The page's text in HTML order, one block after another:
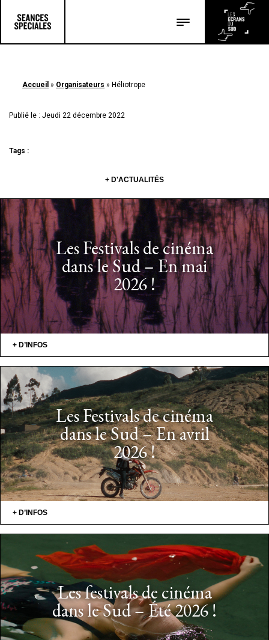
Accueil » Organisateurs » Héliotrope
Publié le : Jeudi 22 décembre 2022
Tags :
+ D'ACTUALITÉS
Les Festivals de cinéma
dans le Sud – En mai
2026 !
+ D’INFOS
Les Festivals de cinéma
dans le Sud – En avril
2026 !
+ D’INFOS
Les festivals de cinéma
dans le Sud – Été 2026 !